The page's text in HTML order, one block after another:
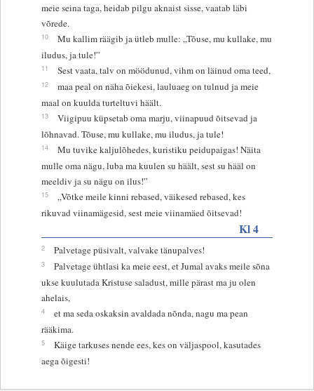
meie seina taga, heidab pilgu aknaist sisse, vaatab läbi
võrede.
10
Mu kallim räägib ja ütleb mulle: „Tõuse, mu kullake, mu
iludus, ja tule!”
11 Sest vaata, talv on möödunud, vihm on läinud oma teed,
12
maa peal on näha õiekesi, lauluaeg on tulnud ja meie
maal on kuulda turteltuvi häält.
13
Viigipuu küpsetab oma marju, viinapuud õitsevad ja
lõhnavad. Tõuse, mu kullake, mu iludus, ja tule!
14
Mu tuvike kaljulõhedes, kuristiku peidupaigas! Näita
mulle oma nägu, luba ma kuulen su häält, sest su hääl on
meeldiv ja su nägu on ilus!”
15
„Võtke meile kinni rebased, väikesed rebased, kes
rikuvad viinamägesid, sest meie viinamäed õitsevad!
Kl 4
2 Palvetage püsivalt, valvake tänupalves!
3
Palvetage ühtlasi ka meie eest, et Jumal avaks meile sõna
ukse kuulutada Kristuse saladust, mille pärast ma ju olen
ahelais,
4
et ma seda oskaksin avaldada nõnda, nagu ma pean
rääkima.
5
Käige tarkuses nende ees, kes on väljaspool, kasutades
aega õigesti!